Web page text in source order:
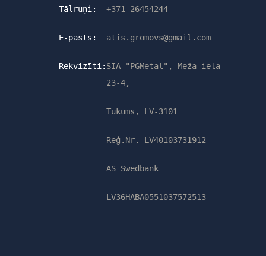
Tālruņi: +371 26454244
E-pasts: atis.gromovs@gmail.com
Rekvizīti: SIA "PGMetal", Meža iela
23-4,
Tukums, LV-3101
Reģ.Nr. LV40103731912
AS Swedbank
LV36HABA0551037572513